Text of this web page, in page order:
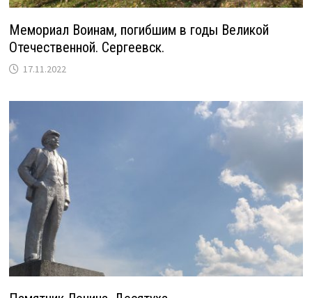
Мемориал Воинам, погибшим в годы Великой
Отечественной. Сергеевск.
17.11.2022